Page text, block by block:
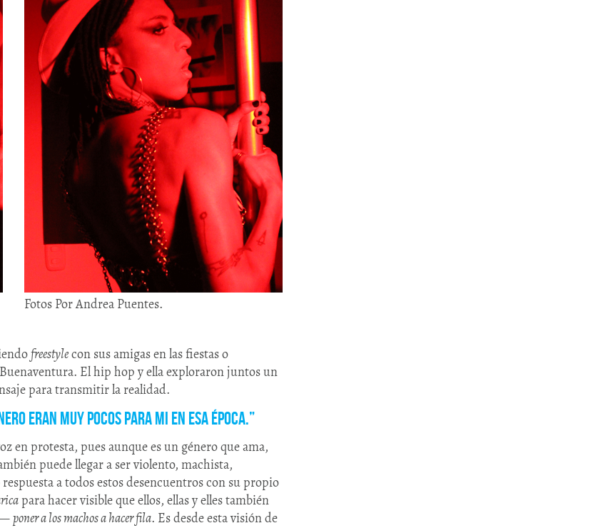
Fotos Por Andrea Puentes.
freestylecon sus amigas en las fiestas o
El hip hop y ella exploraron juntos un
para transmitir la realidad.
eran muy pocos para mi en esa época.”
en protesta, pues aunque es un género que ama,
puede llegar a ser violento, machista,
a todos estos desencuentros con su propio
para hacer visible que ellos, ellas y elles también
poner a los machos a hacer fila. Es desde esta visión de